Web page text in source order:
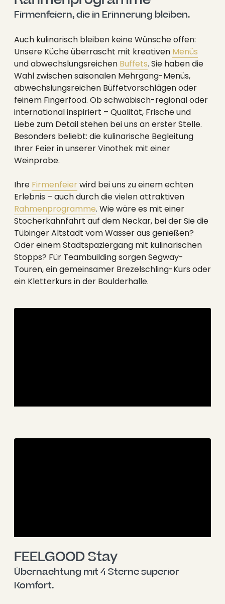
----
----
--
Firmenfeiern, die in Erinnerung bleiben.
Auch kulinarisch bleiben keine Wünsche offen:
Unsere Küche überrascht mit kreativen Menüs
und abwechslungsreichen Buffets. Sie haben die
Wahl zwischen saisonalen Mehrgang-Menüs,
abwechslungsreichen Büffetvorschlägen oder
feinem Fingerfood. Ob schwäbisch-regional oder
international inspiriert – Qualität, Frische und
Liebe zum Detail stehen bei uns an erster Stelle.
Besonders beliebt: die kulinarische Begleitung
Ihrer Feier in unserer Vinothek mit einer
Weinprobe.
Ihre Firmenfeier wird bei uns zu einem echten
Erlebnis – auch durch die vielen attraktiven
Rahmenprogramme. Wie wäre es mit einer
Stocherkahnfahrt auf dem Neckar, bei der Sie die
Tübinger Altstadt vom Wasser aus genießen?
Oder einem Stadtspaziergang mit kulinarischen
Stopps? Für Teambuilding sorgen Segway-
Touren, ein gemeinsamer Brezelschling-Kurs oder
ein Kletterkurs in der Boulderhalle.
FEELGOOD Stay
Übernachtung mit 4 Sterne superior
Komfort.